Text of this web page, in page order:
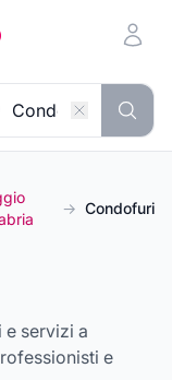
→ Condofuri
servizi a
e